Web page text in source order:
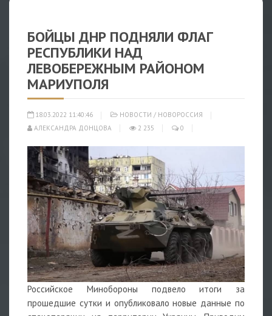
БОЙЦЫ ДНР ПОДНЯЛИ ФЛАГ
РЕСПУБЛИКИ НАД
ЛЕВОБЕРЕЖНЫМ РАЙОНОМ
МАРИУПОЛЯ
18.03.2022 11:40:46 НОВОСТИ / НОВОРОССИЯ
АЛЕКСАНДРА ДОНЦОВА
2 235 0
Российское Минобороны подвело итоги за
прошедшие сутки и опубликовало новые данные по